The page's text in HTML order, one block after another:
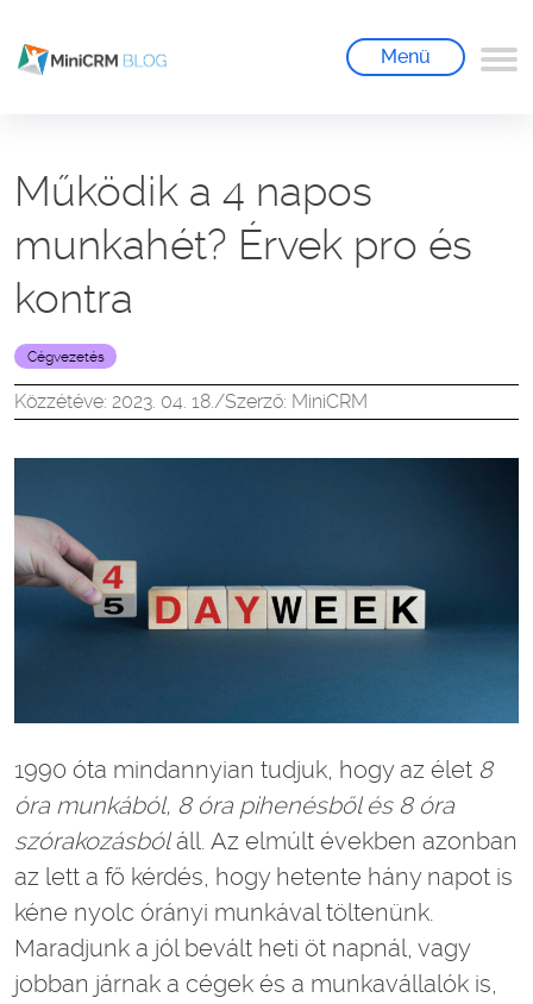
Menü
Működik a 4 napos
munkahét? Érvek pro és
kontra
Cégvezetés
Közzétéve: 2023. 04. 18./Szerző: MiniCRM
1990 óta mindannyian tudjuk, hogy az élet 8
óra munkából, 8 óra pihenésből és 8 óra
szórakozásbóláll. Az elmúlt években azonban
az lett a fő kérdés, hogy hetente hány napot is
kéne nyolc órányi munkával töltenünk.
Maradjunk a jól bevált heti öt napnál, vagy
jobban járnak a cégek és a munkavállalók is,